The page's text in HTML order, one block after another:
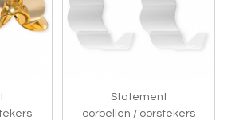
Statement
oorbellen / oorstekers